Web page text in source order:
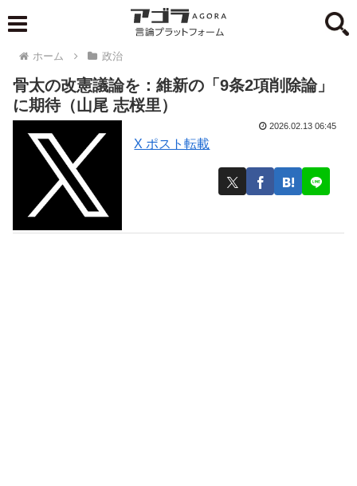
ホーム 政治
骨太の改憲議論を：維新の「9条2項削除論」
に期待（山尾 志桜里）
X ポスト転載
2026.02.13 06:45